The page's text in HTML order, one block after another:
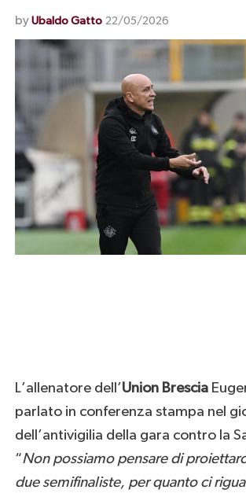
by Ubaldo Gatto 22/05/2026
L’allenatore dell’Union Brescia
parlato in conferenza stampa nel
dell’antivigilia della gara contro la
“Non possiamo pensare di
due semifinaliste, per quanto ci